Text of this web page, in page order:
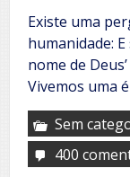
Existe uma
humanidade:
nome de
Vivemos uma
Sem
400